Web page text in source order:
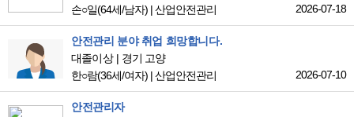
손○일(64세/남자) |산업안전관리 2026-07-18
안전관리 분야 취업 희망합니다.
대졸이상
경기 고양
한○람(36세/여자) |산업안전관리 2026-07-10
안전관리자